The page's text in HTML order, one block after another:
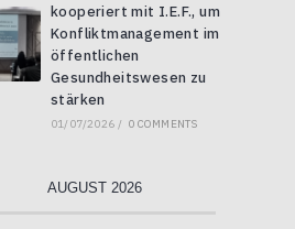
kooperiert mit I.E.F., um
Konfliktmanagement im
öffentlichen
Gesundheitswesen zu
stärken
01/07/2026 / 0 COMMENTS
AUGUST 2026